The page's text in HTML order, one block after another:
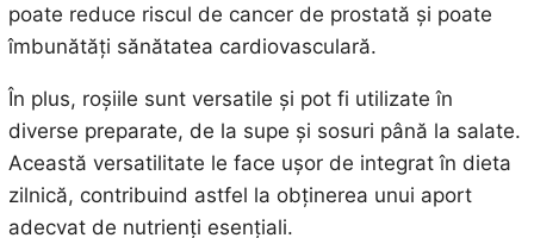
poate reduce riscul de cancer de prostată și poate
îmbunătăți sănătatea cardiovasculară.
În plus, roșiile sunt versatile și pot fi utilizate în
diverse preparate, de la supe și sosuri până la salate.
Această versatilitate le face ușor de integrat în dieta
zilnică, contribuind astfel la obținerea unui aport
adecvat de nutrienți esențiali.